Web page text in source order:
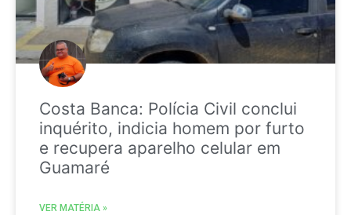
Costa Banca: Polícia Civil conclui
inquérito, indicia homem por furto
e recupera aparelho celular em
Guamaré
VER MATÉRIA »